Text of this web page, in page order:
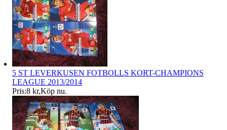
5 ST LEVERKUSEN FOTBOLLS KORT-CHAMPIONS
LEAGUE 2013/2014
Pris:8 kr,Köp nu.